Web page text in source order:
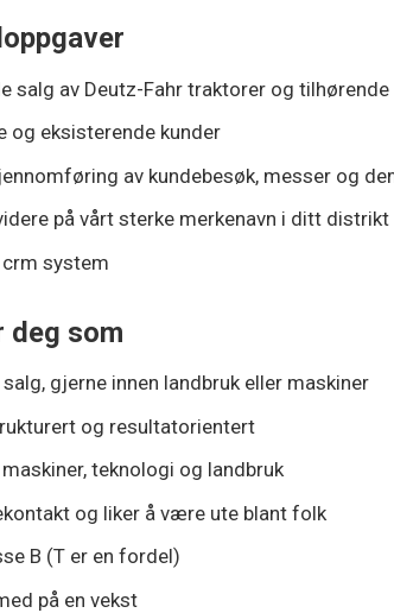
salg av Deutz-Fahr traktorer og
og eksisterende kunder
av kundebesøk, messer og
på vårt sterke merkenavn i ditt distrikt
system
deg som
gjerne innen landbruk eller maskiner
og resultatorientert
teknologi og landbruk
og liker å være ute blant folk
B (T er en fordel)
på en vekst